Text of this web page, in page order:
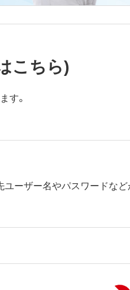
こちら)
す。
ーザー名やパスワードな